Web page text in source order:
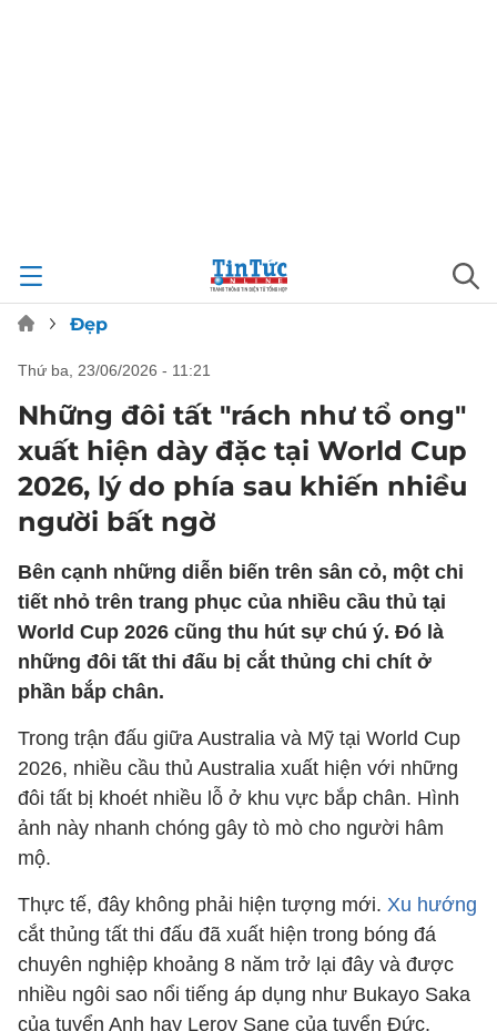
Đẹp
thứ ba, 23/06/2026 - 11:21
Những đôi tất "rách như tổ ong"
xuất hiện dày đặc tại World Cup
2026, lý do phía sau khiến nhiều
người bất ngờ
Bên cạnh những diễn biến trên sân cỏ, một chi
tiết nhỏ trên trang phục của nhiều cầu thủ tại
World Cup 2026 cũng thu hút sự chú ý. Đó là
những đôi tất thi đấu bị cắt thủng chi chít ở
phần bắp chân.
Trong trận đấu giữa Australia và Mỹ tại World Cup
2026, nhiều cầu thủ Australia xuất hiện với những
đôi tất bị khoét nhiều lỗ ở khu vực bắp chân. Hình
ảnh này nhanh chóng gây tò mò cho người hâm
mộ.
Thực tế, đây không phải hiện tượng mới. Xu hướng
cắt thủng tất thi đấu đã xuất hiện trong bóng đá
chuyên nghiệp khoảng 8 năm trở lại đây và được
nhiều ngôi sao nổi tiếng áp dụng như Bukayo Saka
của tuyển Anh hay Leroy Sane của tuyển Đức.